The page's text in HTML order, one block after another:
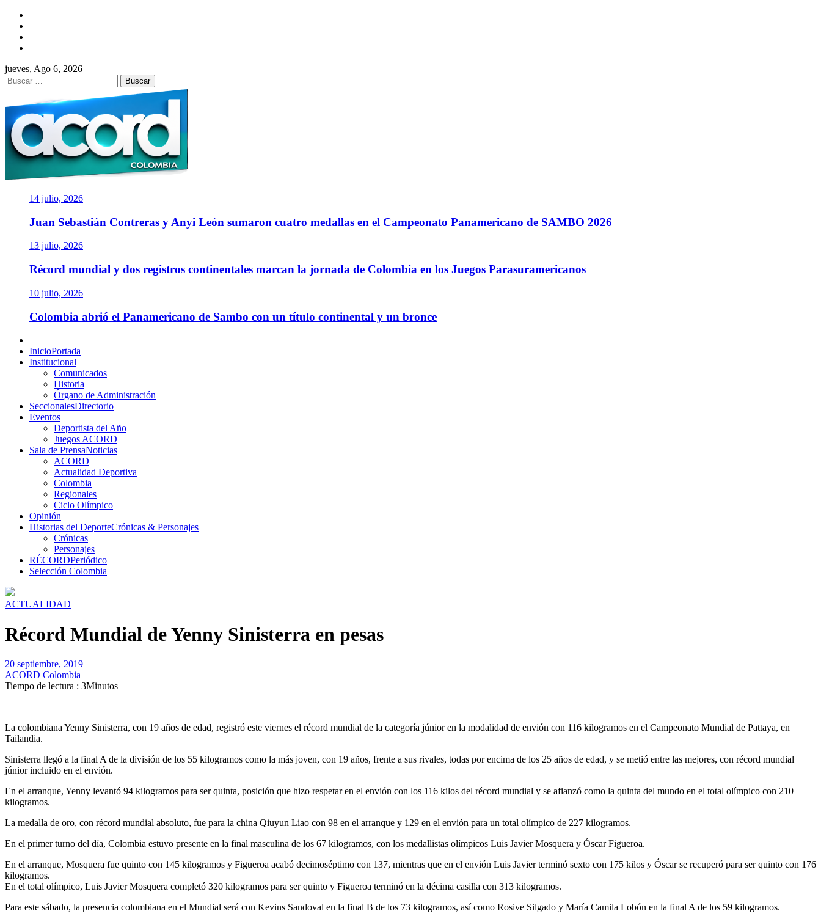
Saltar
contenido
jueves, Ago 6, 2026
Buscar:
Asociación de Periodistas Deportivos
14 julio, 2026
Juan Sebastián Contreras y Anyi León sumaron cuatro medallas en el Campeonato Panamericano de SAMBO 2026
13 julio, 2026
Récord mundial y dos registros continentales marcan la jornada de Colombia en los Juegos Parasuramericanos
10 julio, 2026
Colombia abrió el Panamericano de Sambo con un título continental y un bronce
Menú
principalInicioPortada
Institucional
Comunicados
Historia
Órgano de Administración
SeccionalesDirectorio
Eventos
Deportista del Año
Juegos ACORD
Sala de PrensaNoticias
ACORD
Actualidad Deportiva
Colombia
Regionales
Ciclo Olímpico
Opinión
Historias del DeporteCrónicas & Personajes
Crónicas
Personajes
RÉCORDPeriódico
Selección Colombia
ACTUALIDAD
Récord Mundial de Yenny Sinisterra en pesas
20 septiembre, 2019
ACORD Colombia
Tiempo de lectura : 3Minutos
La colombiana Yenny Sinisterra, con 19 años de edad, registró este viernes el récord mundial de la categoría júnior en la modalidad de envión con 116 kilogramos en el Campeonato Mundial de Pattaya, en
Tailandia.
Sinisterra llegó a la final A de la división de los 55 kilogramos como la más joven, con 19 años, frente a sus rivales, todas por encima de los 25 años de edad, y se metió entre las mejores, con récord mundial
júnior incluido en el envión.
En el arranque, Yenny levantó 94 kilogramos para ser quinta, posición que hizo respetar en el envión con los 116 kilos del récord mundial y se afianzó como la quinta del mundo en el total olímpico con 210
kilogramos.
La medalla de oro, con récord mundial absoluto, fue para la china Qiuyun Liao con 98 en el arranque y 129 en el envión para un total olímpico de 227 kilogramos.
En el primer turno del día, Colombia estuvo presente en la final masculina de los 67 kilogramos, con los medallistas olímpicos Luis Javier Mosquera y Óscar Figueroa.
En el arranque, Mosquera fue quinto con 145 kilogramos y Figueroa acabó decimoséptimo con 137, mientras que en el envión Luis Javier terminó sexto con 175 kilos y Óscar se recuperó para ser quinto con 176
kilogramos.
En el total olímpico, Luis Javier Mosquera completó 320 kilogramos para ser quinto y Figueroa terminó en la décima casilla con 313 kilogramos.
Para este sábado, la presencia colombiana en el Mundial será con Kevins Sandoval en la final B de los 73 kilogramos, así como Rosive Silgado y María Camila Lobón en la final A de los 59 kilogramos.